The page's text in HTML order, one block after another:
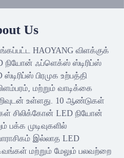
Us
HAOYANG விளக்குக்
நியோன் ஃப்ளெக்ஸ் ஸ்டிரிப்ஸ்
பிரமுக உற்பத்தி
மற்றும் வாடிக்கை
உள்ளது. 10 ஆண்டுகள்
LED நியோன்
பக்க முடிவுகளில்
இல்லாத LED
மற்றும் மேலும் பலவற்றை